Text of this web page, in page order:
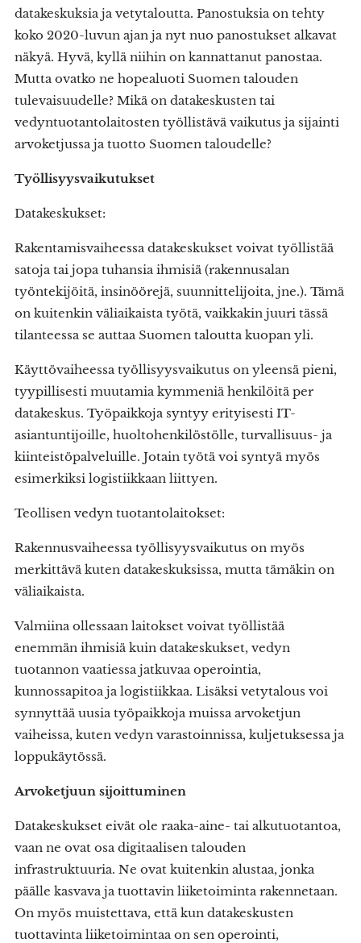
datakeskuksia ja vetytaloutta. Panostuksia on tehty
koko 2020-luvun ajan ja nyt nuo panostukset alkavat
näkyä. Hyvä, kyllä niihin on kannattanut panostaa.
Mutta ovatko ne hopealuoti Suomen talouden
tulevaisuudelle? Mikä on datakeskusten tai
vedyntuotantolaitosten työllistävä vaikutus ja sijainti
arvoketjussa ja tuotto Suomen taloudelle?
Työllisyysvaikutukset
Datakeskukset:
Rakentamisvaiheessa datakeskukset voivat työllistää
satoja tai jopa tuhansia ihmisiä (rakennusalan
työntekijöitä, insinöörejä, suunnittelijoita, jne.). Tämä
on kuitenkin väliaikaista työtä, vaikkakin juuri tässä
tilanteessa se auttaa Suomen taloutta kuopan yli.
Käyttövaiheessa työllisyysvaikutus on yleensä pieni,
tyypillisesti muutamia kymmeniä henkilöitä per
datakeskus. Työpaikkoja syntyy erityisesti IT-
asiantuntijoille, huoltohenkilöstölle, turvallisuus- ja
kiinteistöpalveluille. Jotain työtä voi syntyä myös
esimerkiksi logistiikkaan liittyen.
Teollisen vedyn tuotantolaitokset:
Rakennusvaiheessa työllisyysvaikutus on myös
merkittävä kuten datakeskuksissa, mutta tämäkin on
väliaikaista.
Valmiina ollessaan laitokset voivat työllistää
enemmän ihmisiä kuin datakeskukset, vedyn
tuotannon vaatiessa jatkuvaa operointia,
kunnossapitoa ja logistiikkaa. Lisäksi vetytalous voi
synnyttää uusia työpaikkoja muissa arvoketjun
vaiheissa, kuten vedyn varastoinnissa, kuljetuksessa ja
loppukäytössä.
Arvoketjuun sijoittuminen
Datakeskukset eivät ole raaka-aine- tai alkutuotantoa,
vaan ne ovat osa digitaalisen talouden
infrastruktuuria. Ne ovat kuitenkin alustaa, jonka
päälle kasvava ja tuottavin liiketoiminta rakennetaan.
On myös muistettava, että kun datakeskusten
tuottavinta liiketoimintaa on sen operointi,